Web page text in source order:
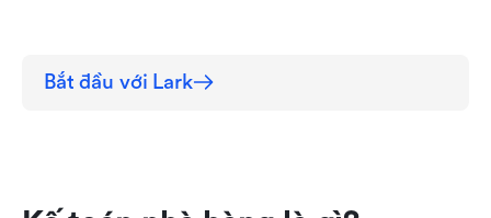
Bắt đầu với Lark